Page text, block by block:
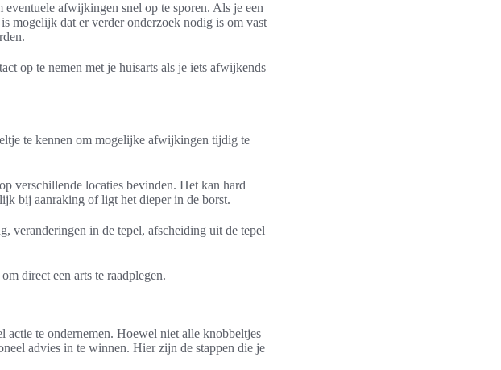
afwijkingen snel op te sporen. Als je een
mogelijk dat er verder onderzoek nodig is om vast
op te nemen met je huisarts als je iets afwijkends
te kennen om mogelijke afwijkingen tijdig te
verschillende locaties bevinden. Het kan hard
bij aanraking of ligt het dieper in de borst.
veranderingen in de tepel, afscheiding uit de tepel
direct een arts te raadplegen.
te ondernemen. Hoewel niet alle knobbeltjes
advies in te winnen. Hier zijn de stappen die je